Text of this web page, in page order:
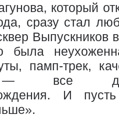
который
сразу стал
Выпускников
была
памп-трек,
— все для
И